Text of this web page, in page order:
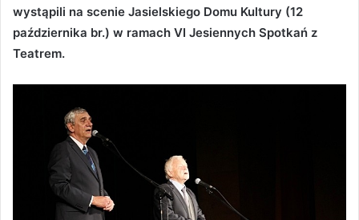
wystąpili na scenie Jasielskiego Domu Kultury (12
października br.) w ramach VI Jesiennych Spotkań z
Teatrem.